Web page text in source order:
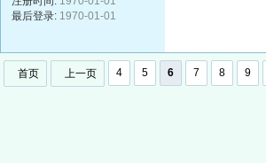
最后登录: 1970-01-01
首页 上一页 4 5 6 7 8 9